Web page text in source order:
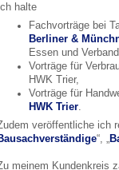
Ich halte
Fachvorträge bei
Berliner &
Essen und
Vorträge für
HWK Trier,
Vorträge für
HWK Trier.
veröffentliche ich
“, „
meinem Kundenkreis